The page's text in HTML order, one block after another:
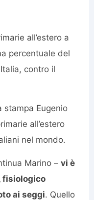
all’estero a
percentuale del
contro il
stampa Eugenio
all’estero
nel mondo.
Marino – vi è
fisiologico
ai seggi. Quello